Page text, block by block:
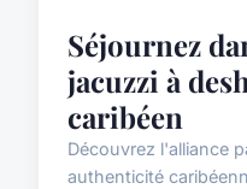
Séjournez
jacuzzi à
caribéen
Découvrez l'alliance
authenticité